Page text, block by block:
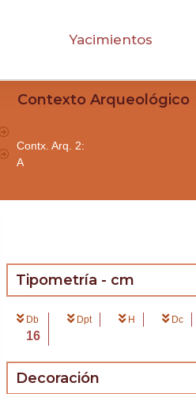
Yacimientos
Contexto Arqueológico
Contx. Arq. 2:
A
Tipometría - cm
Db
16
Dpt H Dc
Decoración